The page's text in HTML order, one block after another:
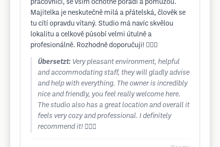
pracovníci, se vším ochotně poradí a pomůžou.
Majitelka je neskutečně milá a přátelská, člověk se
tu cítí opravdu vítaný. Studio má navíc skvělou
lokalitu a celkově působí velmi útulně a
profesionálně. Rozhodně doporučuji! 💇‍♀️✨
Übersetzt: Very pleasant environment, helpful
and accommodating staff, they will gladly advise
and help with everything. The owner is incredibly
nice and friendly, you feel really welcome here.
The studio also has a great location and overall it
feels very cozy and professional. I definitely
recommend it! 💇‍♀️✨